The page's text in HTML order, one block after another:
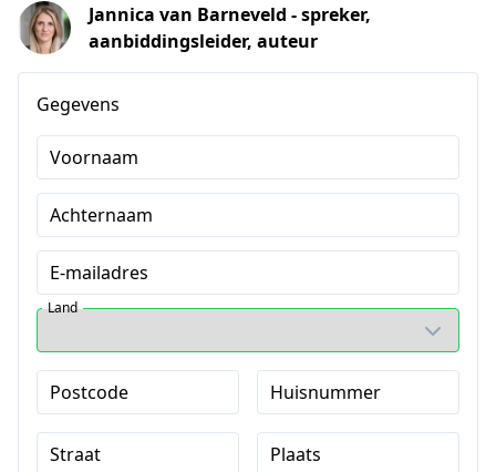
Jannica van Barneveld - spreker,
aanbiddingsleider, auteur
Gegevens
Voornaam
Achternaam
E-mailadres
Land
Postcode Huisnummer
Straat Plaats